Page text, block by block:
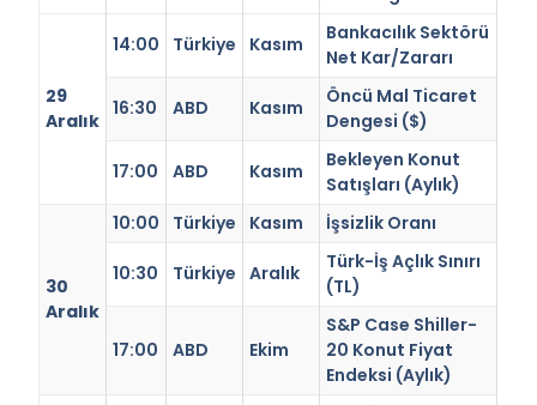
29
Aralık
14:00 Türkiye Kasım
Bankacılık Sektörü
Net Kar/Zararı
16:30 ABD Kasım
Öncü Mal Ticaret
Dengesi ($)
17:00 ABD Kasım
Bekleyen Konut
Satışları (Aylık)
30
Aralık
10:00 Türkiye Kasım İşsizlik Oranı
10:30 Türkiye Aralık
Türk-İş Açlık Sınırı
(TL)
17:00 ABD Ekim
S&P Case Shiller-
20 Konut Fiyat
Endeksi (Aylık)